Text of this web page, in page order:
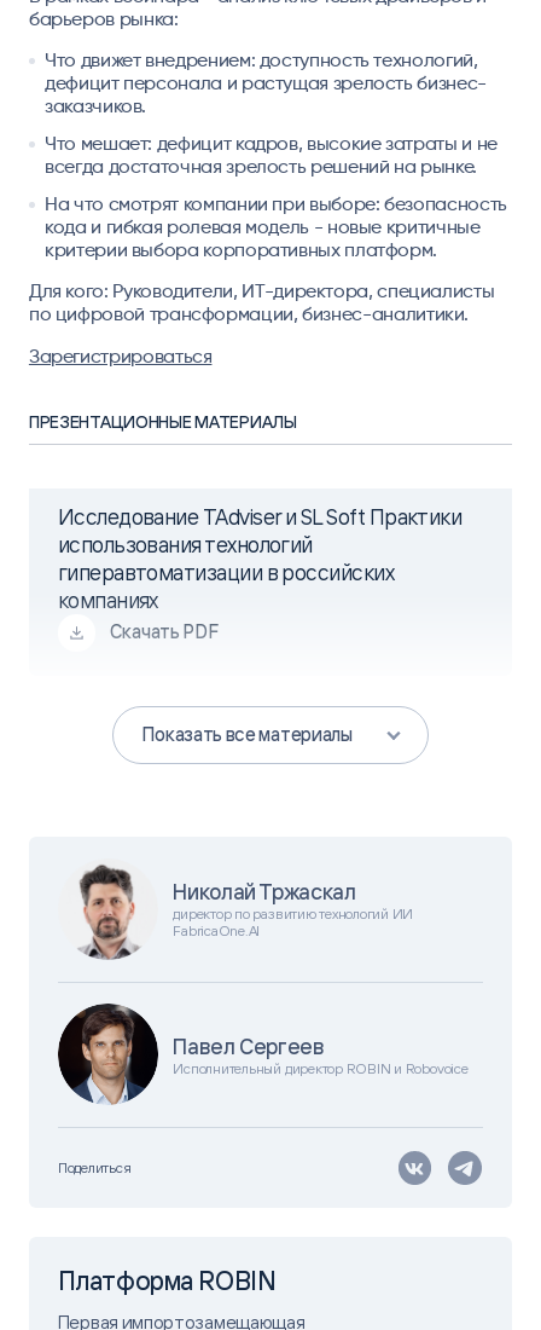
Николай Тржаскал
директор по развитию технологий ИИ
FabricaOne.AI
Павел Сергеев
Исполнительный директор ROBIN и Robovoice
Поделиться
барьеров рынка:
Что движет внедрением: доступность технологий,
дефицит персонала и растущая зрелость бизнес-
заказчиков.
Что мешает: дефицит кадров, высокие затраты и не
всегда достаточная зрелость решений на рынке.
На что смотрят компании при выборе: безопасность
кода и гибкая ролевая модель - новые критичные
критерии выбора корпоративных платформ.
Для кого: Руководители, ИТ-директора, специалисты
по цифровой трансформации, бизнес-аналитики.
Зарегистрироваться
ПРЕЗЕНТАЦИОННЫЕ МАТЕРИАЛЫ
Исследование TAdviser и SL Soft Практики
использования технологий
гиперавтоматизации в российских
компаниях
Скачать PDF
Показать все материалы
Платформа ROBIN
Первая импортозамещающая